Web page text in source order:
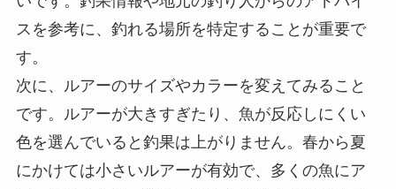
スを参考に、釣れる場所を特定することが重要で
す。
次に、ルアーのサイズやカラーを変えてみること
です。ルアーが大きすぎたり、魚が反応しにくい
色を選んでいると釣果は上がりません。春から夏
にかけては小さいルアーが有効で、多くの魚にア